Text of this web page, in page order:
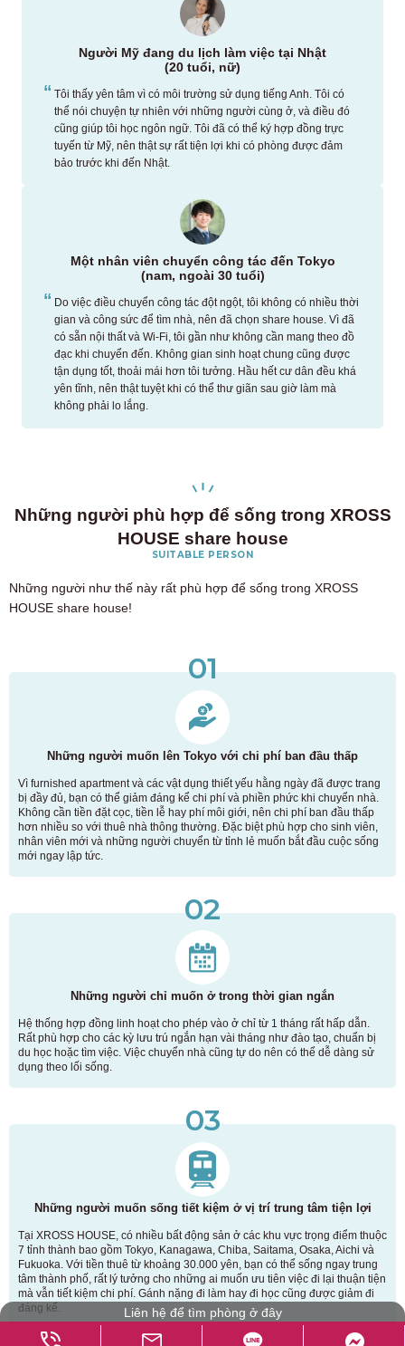
Người Mỹ đang du lịch làm việc tại Nhật
(20 tuổi, nữ)
Tôi thấy yên tâm vì có môi trường sử dụng tiếng Anh. Tôi có
thể nói chuyện tự nhiên với những người cùng ở, và điều đó
cũng giúp tôi học ngôn ngữ. Tôi đã có thể ký hợp đồng trực
tuyến từ Mỹ, nên thật sự rất tiện lợi khi có phòng được đảm
bảo trước khi đến Nhật.
Một nhân viên chuyển công tác đến Tokyo
(nam, ngoài 30 tuổi)
Do việc điều chuyển công tác đột ngột, tôi không có nhiều thời
gian và công sức để tìm nhà, nên đã chọn share house. Vì đã
có sẵn nội thất và Wi-Fi, tôi gần như không cần mang theo đồ
đạc khi chuyển đến. Không gian sinh hoạt chung cũng được
tận dụng tốt, thoải mái hơn tôi tưởng. Hầu hết cư dân đều khá
yên tĩnh, nên thật tuyệt khi có thể thư giãn sau giờ làm mà
không phải lo lắng.
Những người phù hợp để sống trong XROSS
HOUSE share house
SUITABLE PERSON
Những người như thế này rất phù hợp để sống trong XROSS
HOUSE share house!
01
Những người muốn lên Tokyo với chi phí ban đầu thấp
Vì furnished apartment và các vật dụng thiết yếu hằng ngày đã được trang
bị đầy đủ, bạn có thể giảm đáng kể chi phí và phiền phức khi chuyển nhà.
Không cần tiền đặt cọc, tiền lễ hay phí môi giới, nên chi phí ban đầu thấp
hơn nhiều so với thuê nhà thông thường. Đặc biệt phù hợp cho sinh viên,
nhân viên mới và những người chuyển từ tỉnh lẻ muốn bắt đầu cuộc sống
mới ngay lập tức.
02
Những người chỉ muốn ở trong thời gian ngắn
Hệ thống hợp đồng linh hoạt cho phép vào ở chỉ từ 1 tháng rất hấp dẫn.
Rất phù hợp cho các kỳ lưu trú ngắn hạn vài tháng như đào tạo, chuẩn bị
du học hoặc tìm việc. Việc chuyển nhà cũng tự do nên có thể dễ dàng sử
dụng theo lối sống.
03
Những người muốn sống tiết kiệm ở vị trí trung tâm tiện lợi
Tại XROSS HOUSE, có nhiều bất động sản ở các khu vực trọng điểm thuộc
7 tỉnh thành bao gồm Tokyo, Kanagawa, Chiba, Saitama, Osaka, Aichi và
Fukuoka. Với tiền thuê từ khoảng 30.000 yên, bạn có thể sống ngay trung
tâm thành phố, rất lý tưởng cho những ai muốn ưu tiên việc đi lại thuận tiện
mà vẫn tiết kiệm chi phí. Gánh nặng đi làm hay đi học cũng được giảm đi
đáng kể.
Liên hệ để tìm phòng ở đây